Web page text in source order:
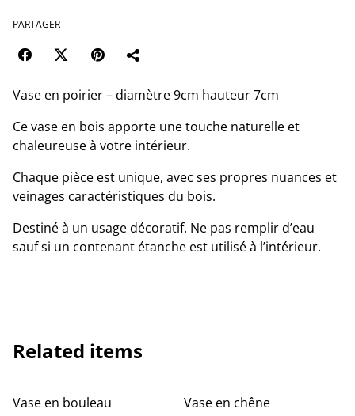
PARTAGER
Vase en poirier – diamètre 9cm hauteur 7cm
Ce vase en bois apporte une touche naturelle et
chaleureuse à votre intérieur.
Chaque pièce est unique, avec ses propres nuances et
veinages caractéristiques du bois.
Destiné à un usage décoratif. Ne pas remplir d’eau
sauf si un contenant étanche est utilisé à l’intérieur.
Related items
Vase en bouleau
Vase en chêne